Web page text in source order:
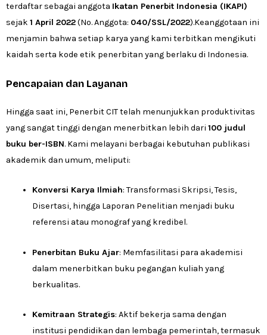
terdaftar sebagai anggota Ikatan Penerbit Indonesia (IKAPI)
sejak 1 April 2022(No.Anggota: 040/SSL/2022).Keanggotaan ini
menjamin bahwa setiap karya yang kami terbitkan mengikuti
kaidah serta kode etik penerbitan yang berlaku di Indonesia.
Pencapaian dan Layanan
Hingga saat ini, Penerbit CIT telah menunjukkan produktivitas
yang sangat tinggi dengan menerbitkan lebih dari 100 judul
buku ber-ISBN. Kami melayani berbagai kebutuhan publikasi
akademik dan umum, meliputi:
Konversi Karya Ilmiah:Transformasi Skripsi,Tesis,
Disertasi, hingga Laporan Penelitian menjadi buku
referensi atau monograf yang kredibel.
Penerbitan Buku Ajar: Memfasilitasi para akademisi
dalam menerbitkan buku pegangan kuliah yang
berkualitas.
Kemitraan Strategis: Aktif bekerja sama dengan
institusi pendidikan dan lembaga pemerintah, termasuk